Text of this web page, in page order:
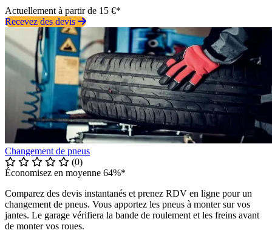
Actuellement à partir de 15 €*
Recevez des devis
Changement de pneus
(0)
Économisez en moyenne 64%*
Comparez des devis instantanés et prenez RDV en ligne pour un
changement de pneus. Vous apportez les pneus à monter sur vos
jantes. Le garage vérifiera la bande de roulement et les freins avant
de monter vos roues.